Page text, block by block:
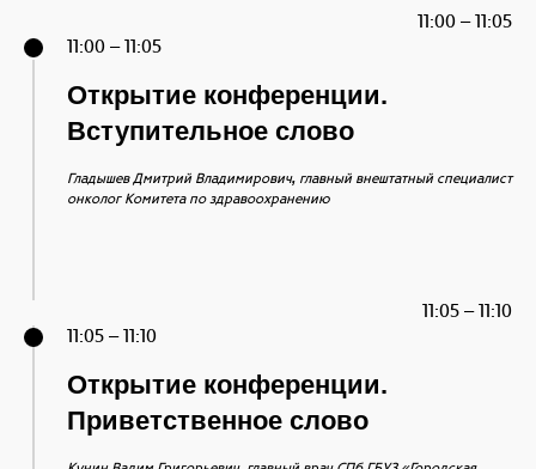
11:00 – 11:05
11:00 – 11:05
Открытие конференции.
Вступительное слово
Гладышев Дмитрий Владимирович, главный внештатный специалист
онколог Комитета по здравоохранению
11:05 – 11:10
11:05 – 11:10
Открытие конференции.
Приветственное слово